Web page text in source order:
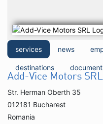
services news
destinations
Add-Vice Motors SRL
Str. Herman Oberth 35
012181 Bucharest
Romania